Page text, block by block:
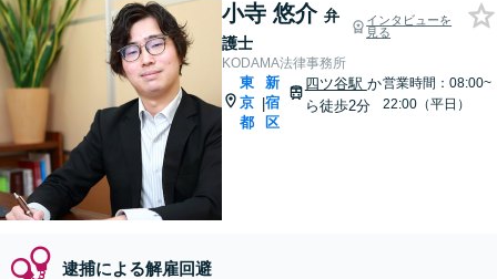
小寺 悠介 弁
護士
インタビューを
見る
KODAMA法律事務所
東
京
都
|
新
宿
区
四ツ谷駅 か
ら徒歩2分
営業時間：08:00~
22:00（平日）
逮捕による解雇回避